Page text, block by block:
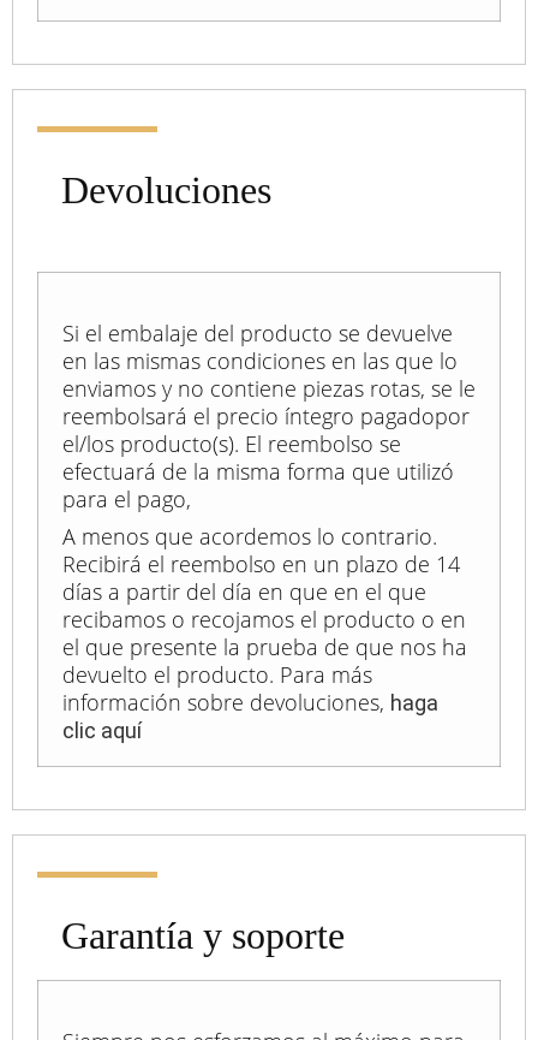
Devoluciones
Si el embalaje del producto se devuelve
en las mismas condiciones en las que lo
enviamos y no contiene piezas rotas, se le
reembolsará el precio íntegro pagadopor
el/los producto(s). El reembolso se
efectuará de la misma forma que utilizó
para el pago,
A menos que acordemos lo contrario.
Recibirá el reembolso en un plazo de 14
días a partir del día en que en el que
recibamos o recojamos el producto o en
el que presente la prueba de que nos ha
devuelto el producto. Para más
información sobre devoluciones, haga
clic aquí
Garantía y soporte